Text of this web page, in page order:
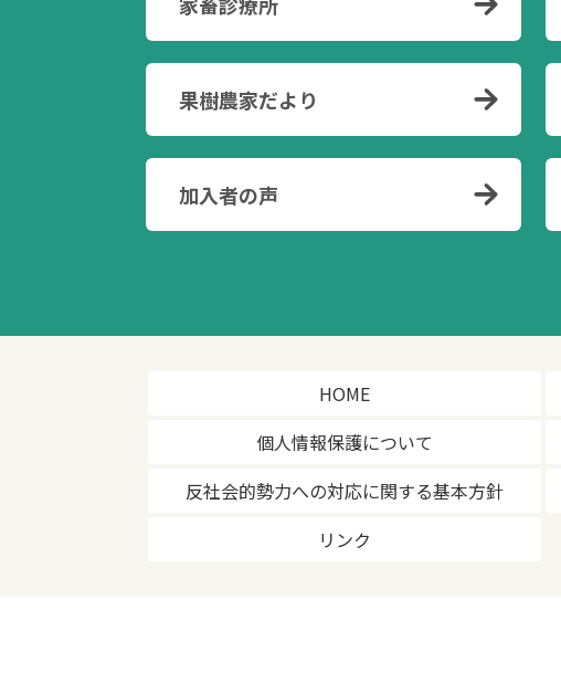
果樹農家だより
加入者の声
HOME
個人情報保護について
反社会的勢力への対応に関する基本方針
リンク